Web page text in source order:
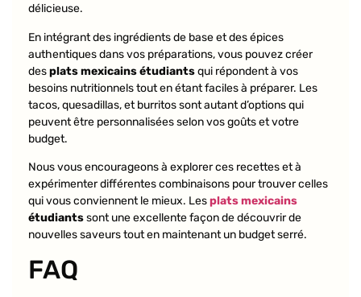
délicieuse.
En intégrant des ingrédients de base et des épices
authentiques dans vos préparations, vous pouvez créer
desplats mexicains étudiantsqui répondent à vos
besoins nutritionnels tout en étant faciles à préparer. Les
tacos, quesadillas, et burritos sont autant d’options qui
peuvent être personnalisées selon vos goûts et votre
budget.
Nous vous encourageons à explorer ces recettes et à
expérimenter différentes combinaisons pour trouver celles
qui vous conviennent le mieux. Lesplats mexicains
étudiantssont une excellente façon de découvrir de
nouvelles saveurs tout en maintenant un budget serré.
FAQ